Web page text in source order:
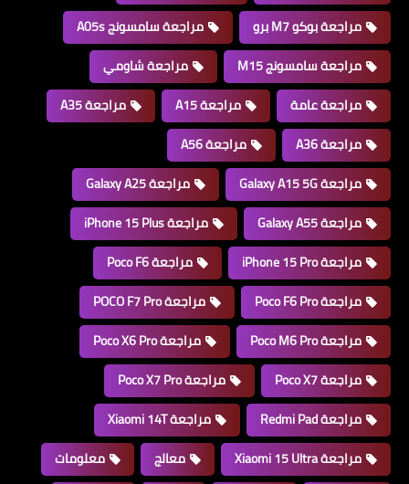
مراجعة بوكو M7 برو
مراجعة سامسونج A05s
مراجعة سامسونج M15
مراجعة شاومي
مراجعة عامة
مراجعة A15
مراجعة A35
مراجعة A36
مراجعة A56
مراجعة Galaxy A15 5G
مراجعة Galaxy A25
مراجعة Galaxy A55
مراجعة iPhone 15 Plus
مراجعة iPhone 15 Pro
مراجعة Poco F6
مراجعة Poco F6 Pro
مراجعة POCO F7 Pro
مراجعة Poco M6 Pro
مراجعة Poco X6 Pro
مراجعة Poco X7
مراجعة Poco X7 Pro
مراجعة Redmi Pad
مراجعة Xiaomi 14T
مراجعة Xiaomi 15 Ultra
معالج
معلومات